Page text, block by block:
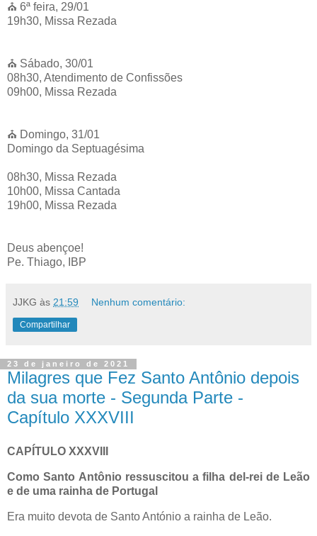
⛪️ 6ª feira, 29/01
19h30, Missa Rezada
⛪️ Sábado, 30/01
08h30, Atendimento de Confissões
09h00, Missa Rezada
⛪️ Domingo, 31/01
Domingo da Septuagésima
08h30, Missa Rezada
10h00, Missa Cantada
19h00, Missa Rezada
Deus abençoe!
Pe. Thiago, IBP
JJKG às 21:59 Nenhum comentário:
Compartilhar
23 de janeiro de 2021
Milagres que Fez Santo Antônio depois
da sua morte - Segunda Parte -
Capítulo XXXVIII
CAPÍTULO XXXVIII
Como Santo Antônio ressuscitou a filha del-rei de Leão
e de uma rainha de Portugal
Era muito devota de Santo António a rainha de Leão.